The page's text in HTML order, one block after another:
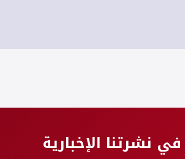
نشرتنا الإخبارية